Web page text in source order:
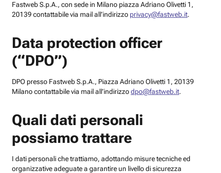
Fastweb S.p.A., con sede in Milano piazza Adriano Olivetti 1,
20139 contattabile via mail all’indirizzo privacy@fastweb.it.
Data protection officer
(“DPO”)
DPO presso Fastweb S.p.A., Piazza Adriano Olivetti 1, 20139
Milano contattabile via mail all’indirizzodpo@fastweb.it.
Quali dati personali
possiamo trattare
I dati personali che trattiamo, adottando misure tecniche ed
organizzative adeguate a garantire un livello di sicurezza